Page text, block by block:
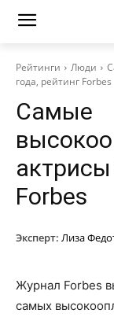
Рейтинги Люди
года, рейтинг Forbes
Самые
актрисы
Forbes
Эксперт: Лиза
Журнал Forbes
самых